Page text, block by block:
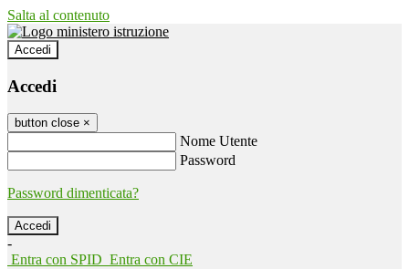
Salta al contenuto
Accedi
Accedi
button close ×
Nome Utente
Password
Password dimenticata?
-
Entra con SPID Entra con CIE